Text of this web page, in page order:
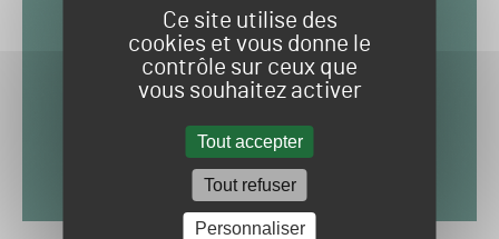
Ce site utilise des
cookies et vous donne le
contrôle sur ceux que
vous souhaitez activer
Tout accepter
Tout refuser
Personnaliser